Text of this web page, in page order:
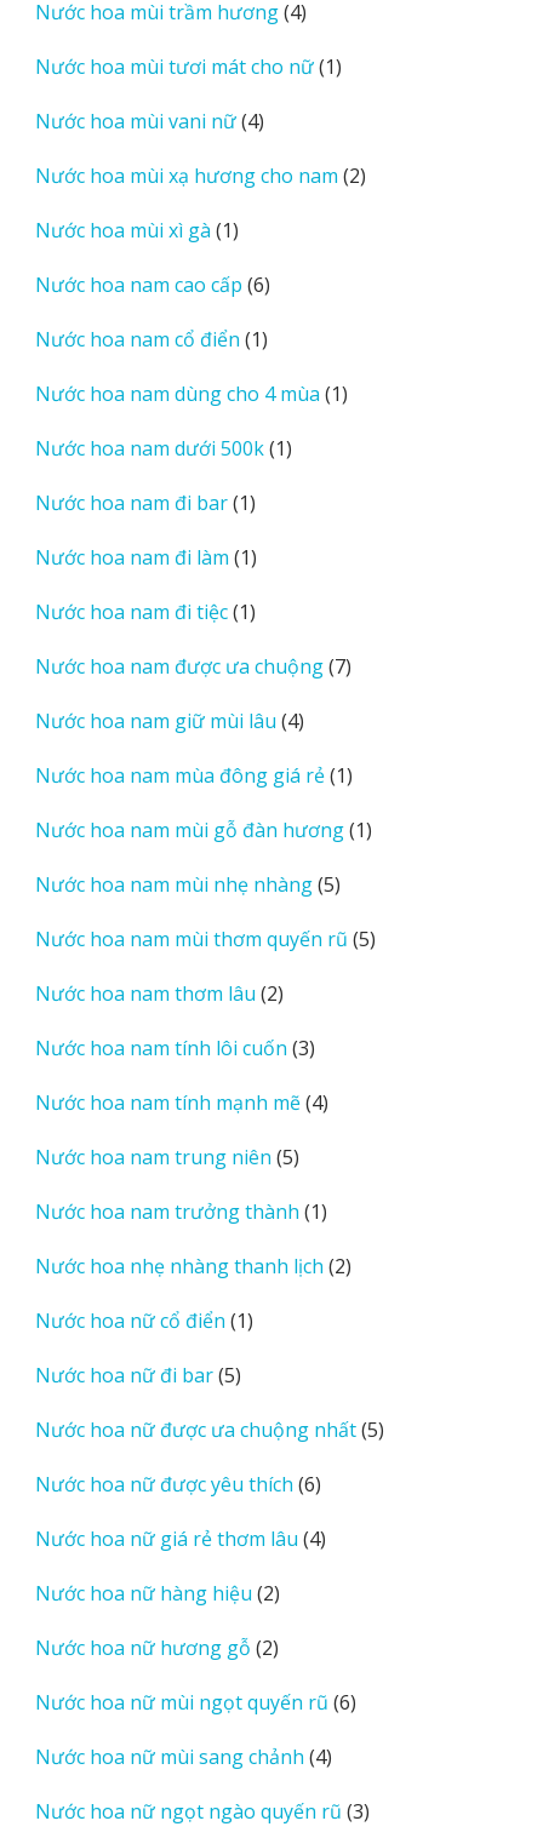
phẩm
Nước hoa mùi trầm hương 44
phẩm
Nước hoa mùi tươi mát cho nữ 11
Nước hoa mùi vani nữ 44
phẩm
Nước hoa mùi xạ hương cho nam 22
Nước hoa mùi xì gà 11
phẩm
Nước hoa nam cao cấp 66
phẩm
Nước hoa nam cổ điển 11
phẩm
Nước hoa nam dùng cho 4 mùa 11
Nước hoa nam dưới 500k 11
Nước hoa nam đi bar 11
phẩm
Nước hoa nam đi làm 11
phẩm
Nước hoa nam đi tiệc 11
phẩm
Nước hoa nam được ưa chuộng 77
Nước hoa nam giữ mùi lâu 44
phẩm
Nước hoa nam mùa đông giá rẻ 11
phẩm
Nước hoa nam mùi gỗ đàn hương 11
Nước hoa nam mùi nhẹ nhàng 55
phẩm
Nước hoa nam mùi thơm quyến rũ 55
Nước hoa nam thơm lâu 22
phẩm
Nước hoa nam tính lôi cuốn 33
phẩm
Nước hoa nam tính mạnh mẽ 44
Nước hoa nam trung niên 55
phẩm
Nước hoa nam trưởng thành 11
phẩm
Nước hoa nhẹ nhàng thanh lịch 22
Nước hoa nữ cổ điển 11
Nước hoa nữ đi bar 55
phẩm
Nước hoa nữ được ưa chuộng nhất 55
Nước hoa nữ được yêu thích 66
phẩm
Nước hoa nữ giá rẻ thơm lâu 44
Nước hoa nữ hàng hiệu 22
phẩm
Nước hoa nữ hương gỗ 22
phẩm
Nước hoa nữ mùi ngọt quyến rũ 66
Nước hoa nữ mùi sang chảnh 44
phẩm
Nước hoa nữ ngọt ngào quyến rũ 33